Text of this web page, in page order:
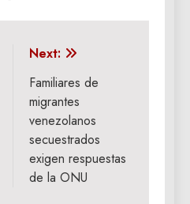
Next:
Familiares de
migrantes
venezolanos
secuestrados
exigen respuestas
de la ONU